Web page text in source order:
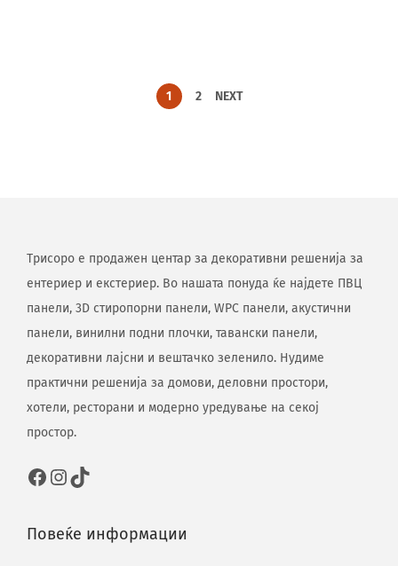
1 2 NEXT
Трисоро е продажен центар за декоративни решенија за
ентериер и екстериер. Во нашата понуда ќе најдете ПВЦ
панели, 3D стиропорни панели, WPC панели, акустични
панели, винилни подни плочки, тавански панели,
декоративни лајсни и вештачко зеленило. Нудиме
практични решенија за домови, деловни простори,
хотели, ресторани и модерно уредување на секој
простор.
Повеќе информации